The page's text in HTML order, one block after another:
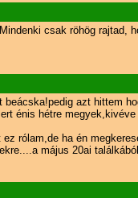
csak röhög
azt hittem
énis hétre
rólam,de ha én
május 20ai